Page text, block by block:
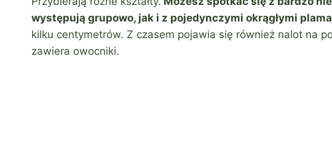
występują grupowo, jak i z pojedynczymi okrągłymi
kilku centymetrów. Z czasem pojawia się również nalot na
zawiera owocniki.